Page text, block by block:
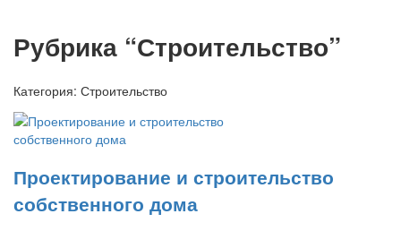
Рубрика “Строительство”
Категория: Строительство
Проектирование и строительство
собственного дома